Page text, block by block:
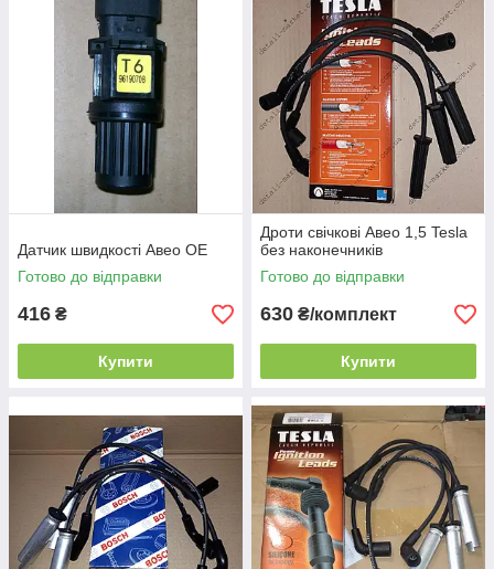
Датчик швидкості Авео OE
Готово до відправки
416 ₴
Купити
Дроти свічкові Авео 1,5 Tesla
без наконечників
Готово до відправки
630 ₴/комплект
Купити